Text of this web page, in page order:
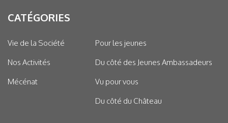
CATÉGORIES
Vie de la Société
Nos Activités
Mécénat
Pour les jeunes
Du côté des Jeunes Ambassadeurs
Vu pour vous
Du côté du Château